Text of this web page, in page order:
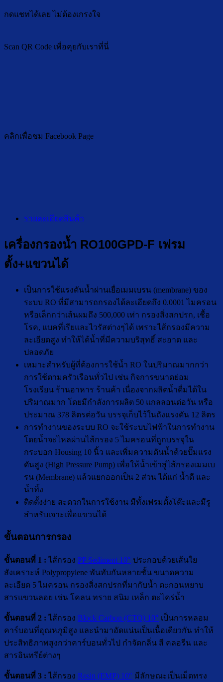
กดแชทได้เลย ไม่ต้องเกรงใจ
Scan QR Code เพื่อคุยกับเราที่นี่
คลิกเพื่อชม Facebook Page
รายละเอียดสินค้า
เครื่องกรองน้ำ RO100GPD-F เฟรม
ตั้ง+แขวนได้
เป็นการใช้แรงดันน้ำผ่านเยื่อเมมเบรน (membrane) ของ
ระบบ RO ที่มีสามารถกรองได้ละเอียดถึง 0.0001 ไมครอน
หรือเล็กกว่าเส้นผมถึง 500,000 เท่า กรองสิ่งสกปรก, เชื้อ
โรค, แบคที่เรียและไวรัสต่างๆได้ เพราะไส้กรองมีความ
ละเอียดสูง ทำให้ได้น้ำที่มีความบริสุทธิ์ สะอาด และ
ปลอดภัย
เหมาะสำหรับผู้ที่ต้องการใช้น้ำ RO ในปริมาณมากกว่า
การใช้ตามครัวเรือนทั่วไป เช่น กิจการขนาดย่อม
โรงเรียน ร้านอาหาร ร้านค้า เนื่องจากผลิตน้ำดื่มได้ใน
ปริมาณมาก โดยมีกำลังการผลิต 50 แกลลอนต่อวัน หรือ
ประมาณ 378 ลิตรต่อวัน บรรจุเก็บไว้ในถังแรงดัน 12 ลิตร
การทำงานของระบบ RO จะใช้ระบบไฟฟ้าในการทำงาน
โดยน้ำจะไหลผ่านไส้กรอง 5 ไมครอนที่ถูกบรรจุใน
กระบอก Housing 10 นิ้ว และเพิ่มความดันน้ำด้วยปั๊มแรง
ดันสูง (High Pressure Pump) เพื่อให้น้ำเข้าสู่ไส้กรองเมมเบ
รน (Membrane) แล้วแยกออกเป็น 2 ส่วน ได้แก่ น้ำดี และ
น้ำทิ้ง
ติดตั้งง่าย สะดวกในการใช้งาน มีทั้งเฟรมตั้งโต๊ะและมีรู
สำหรับเจาะเพื่อแขวนได้
ขั้นตอนการกรอง
ขั้นตอนที่ 1 :ไส้กรอง PP Sediment 10″ ประกอบด้วยเส้นใย
สังเคราะห์ Polypropylene พันทับกันหลายชั้น ขนาดความ
ละเอียด 5 ไมครอน กรองสิ่งสกปรกที่มากับน้ำ ตะกอนหยาบ
สารแขวนลอย เช่น โคลน ทราย สนิม เหล็ก ตะไคร่น้ำ
ขั้นตอนที่ 2 :ไส้กรอง Block Carbon (CTO) 10″ เป็นการหลอม
คาร์บอนที่อุณหภูมิสูง และนำมาอัดแน่นเป็นเนื้อเดียวกัน ทำให้
ประสิทธิภาพสูงกว่าคาร์บอนทั่วไป กำจัดกลิ่น สี คลอรีน และ
สารอินทรีย์ต่างๆ
ขั้นตอนที่ 3 :ไส้กรอง Resin (EMP) 10″ มีลักษณะเป็นเม็ดทรง